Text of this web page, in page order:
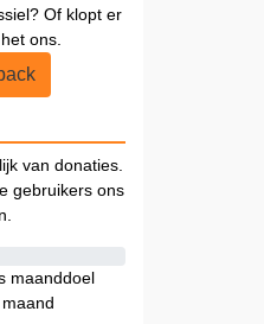
Of klopt er
ons.
van donaties.
gebruikers ons
maanddoel